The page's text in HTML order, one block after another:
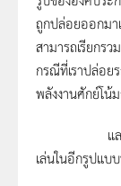
ถูกปล่อยออกมา
สามารถเรียกร
กรณีที่เราปล่อ
พลังงานศักย์โน้
และในโอก
เล่นในอีกรูปแบ